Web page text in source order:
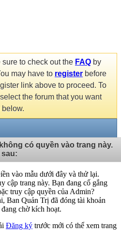
sure to check out the FAQ by
may have to register before
link above to proceed. To
the forum that you want
có quyền vào trang này.
vào mẫu dưới đây và thử lại.
cập trang này. Bạn đang cố gắng
truy cập quyền của Admin?
Ban Quản Trị đã đóng tài khoản
chờ kích hoạt.
Đăng ký trước mới có thể xem trang